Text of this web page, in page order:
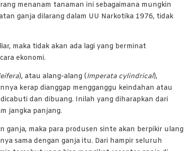
menanam tanaman ini sebagaimana mungkin
ganja dilarang dalam UU Narkotika 1976, tidak
maka tidak akan ada lagi yang berminat
ekonomi.
), atau alang-alang (Imperata cylindrical),
kerap dianggap mengganggu keindahan atau
dan dibuang. Inilah yang diharapkan dari
jangka panjang.
ganja, maka para produsen sinte akan berpikir ulang
sama dengan ganja itu. Dari hampir seluruh